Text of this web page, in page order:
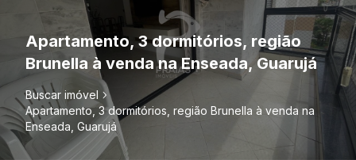
Apartamento, 3 dormitórios, região
Brunella à venda na Enseada, Guarujá
Buscar imóvel
Apartamento, 3 dormitórios, região Brunella à venda na
Enseada, Guarujá